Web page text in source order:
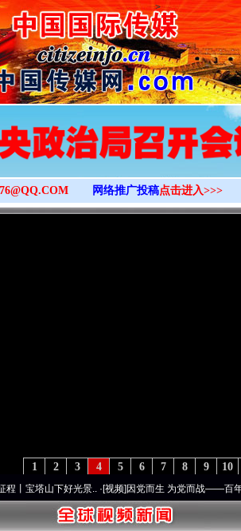
>
网络推广投稿点击进入>>>
10
9
8
7
6
5
4
3
2
1
好光景..·[视频]因党而生 为党而战——百年“纪”事⑧加